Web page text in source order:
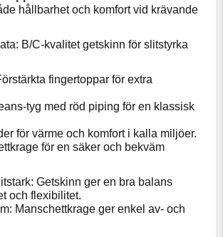
hållbarhet och komfort vid krävande
B/C-kvalitet getskinn för slitstyrka
fingertoppar för extra
tyg med röd piping för en klassisk
för värme och komfort i kalla miljöer.
för en säker och bekväm
Getskinn ger en bra balans
och flexibilitet.
Manschettkrage ger enkel av- och